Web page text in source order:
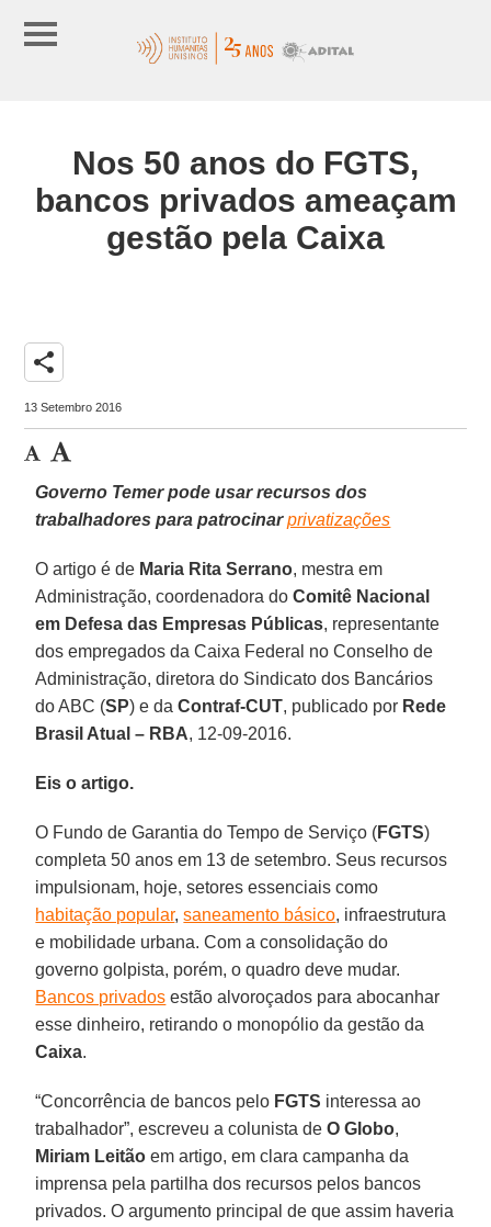
Nos 50 anos do FGTS,
bancos privados ameaçam
gestão pela Caixa
share
13 Setembro 2016
Governo Temer pode usar recursos dos
trabalhadores para patrocinarprivatizações
O artigo é de Maria Rita Serrano, mestra em
Administração, coordenadora doComitê Nacional
em Defesa das Empresas Públicas, representante
dos empregados da Caixa Federal no Conselho de
Administração, diretora do Sindicato dos Bancários
do ABC (SP) e daContraf-CUT, publicado por Rede
Brasil Atual – RBA, 12-09-2016.
Eis o artigo.
O Fundo de Garantia do Tempo de Serviço (FGTS)
completa 50 anos em 13 de setembro. Seus recursos
impulsionam, hoje, setores essenciais como
habitação popular,saneamento básico, infraestrutura
e mobilidade urbana. Com a consolidação do
governo golpista, porém, o quadro deve mudar.
Bancos privados estão alvoroçados para abocanhar
esse dinheiro, retirando o monopólio da gestão da
Caixa.
“Concorrência de bancos pelo FGTS interessa ao
trabalhador”, escreveu a colunista deO Globo,
Miriam Leitão em artigo, em clara campanha da
imprensa pela partilha dos recursos pelos bancos
privados. O argumento principal de que assim haveria